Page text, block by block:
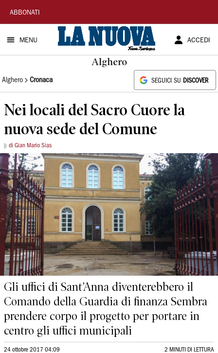
La
Nuova
Sardegna
ABBONATI
MENU ACCEDI
Alghero
Alghero Cronaca SEGUICI SU DISCOVER
Nei locali del Sacro Cuore la
nuova sede del Comune
di Gian Mario Sias
Gli uffici di Sant’Anna diventerebbero il
Comando della Guardia di finanza Sembra
prendere corpo il progetto per portare in
centro gli uffici municipali
24 ottobre 2017 04:09 2 MINUTI DI LETTURA